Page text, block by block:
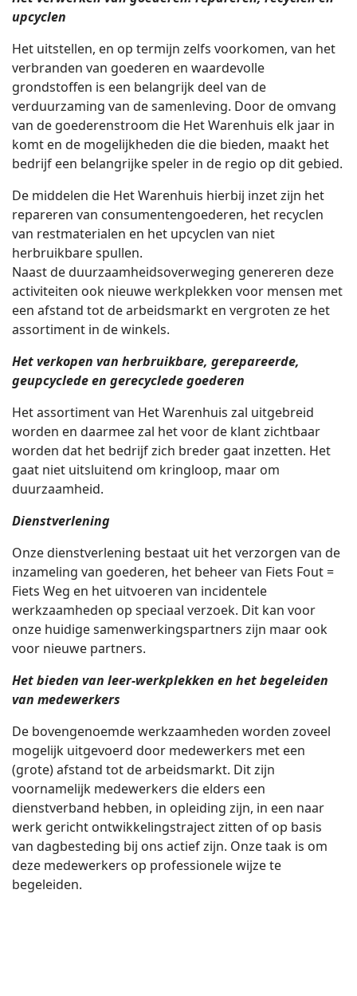
upcyclen
Het uitstellen, en op termijn zelfs voorkomen, van het
verbranden van goederen en waardevolle
grondstoffen is een belangrijk deel van de
verduurzaming van de samenleving. Door de omvang
van de goederenstroom die Het Warenhuis elk jaar in
komt en de mogelijkheden die die bieden, maakt het
bedrijf een belangrijke speler in de regio op dit gebied.
De middelen die Het Warenhuis hierbij inzet zijn het
repareren van consumentengoederen, het recyclen
van restmaterialen en het upcyclen van niet
herbruikbare spullen.
Naast de duurzaamheidsoverweging genereren deze
activiteiten ook nieuwe werkplekken voor mensen met
een afstand tot de arbeidsmarkt en vergroten ze het
assortiment in de winkels.
Het verkopen van herbruikbare, gerepareerde,
geupcyclede en gerecyclede goederen
Het assortiment van Het Warenhuis zal uitgebreid
worden en daarmee zal het voor de klant zichtbaar
worden dat het bedrijf zich breder gaat inzetten. Het
gaat niet uitsluitend om kringloop, maar om
duurzaamheid.
Dienstverlening
Onze dienstverlening bestaat uit het verzorgen van de
inzameling van goederen, het beheer van Fiets Fout =
Fiets Weg en het uitvoeren van incidentele
werkzaamheden op speciaal verzoek. Dit kan voor
onze huidige samenwerkingspartners zijn maar ook
voor nieuwe partners.
Het bieden van leer-werkplekken en het begeleiden
van medewerkers
De bovengenoemde werkzaamheden worden zoveel
mogelijk uitgevoerd door medewerkers met een
(grote) afstand tot de arbeidsmarkt. Dit zijn
voornamelijk medewerkers die elders een
dienstverband hebben, in opleiding zijn, in een naar
werk gericht ontwikkelingstraject zitten of op basis
van dagbesteding bij ons actief zijn. Onze taak is om
deze medewerkers op professionele wijze te
begeleiden.